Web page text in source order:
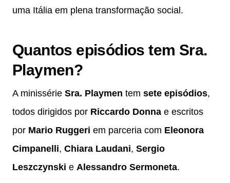
uma Itália em plena transformação social.
Quantos episódios tem Sra.
Playmen?
A minissérie Sra. Playmen tem sete episódios,
todos dirigidos por Riccardo Donna e escritos
por Mario Ruggeri em parceria com Eleonora
Cimpanelli, Chiara Laudani, Sergio
Leszczynski e Alessandro Sermoneta.